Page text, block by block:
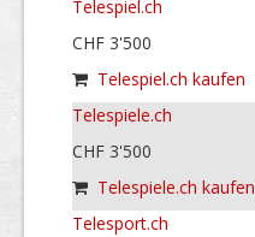
Telespiel.ch
CHF 3'500
Telespiel.ch kaufen
Telespiele.ch
CHF 3'500
Telespiele.ch kaufen
Telesport.ch